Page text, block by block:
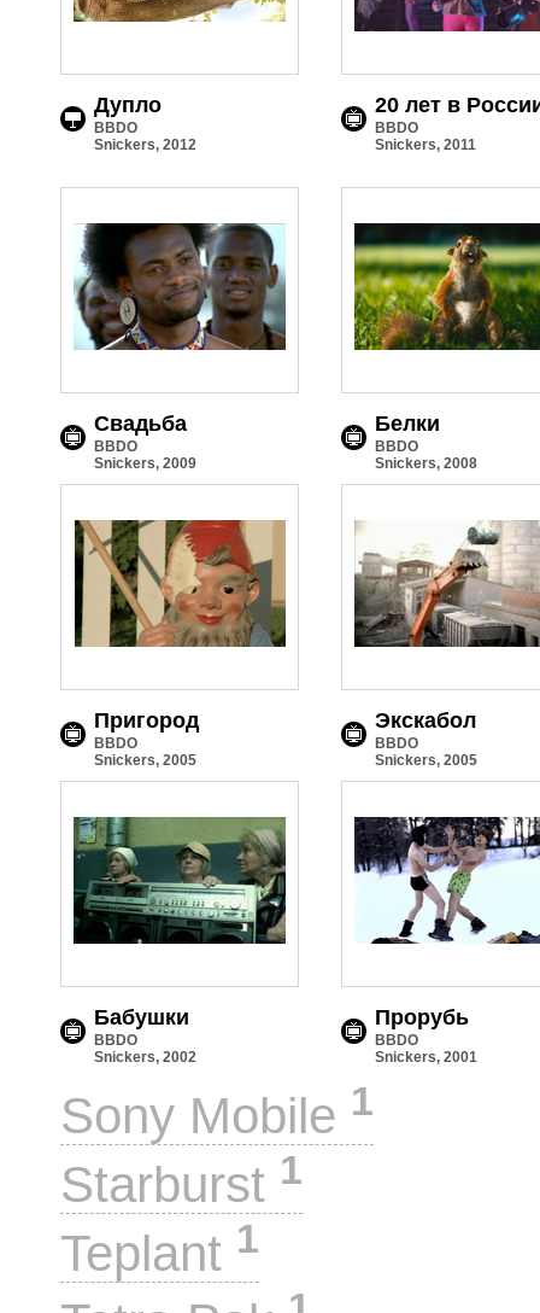
Дупло
BBDO
Snickers, 2012
20 лет в
BBDO
Snickers, 2011
Свадьба
BBDO
Snickers, 2009
Белки
BBDO
Snickers, 2008
Пригород
BBDO
Snickers, 2005
Экскабол
BBDO
Snickers, 2005
Бабушки
BBDO
Snickers, 2002
Прорубь
BBDO
Snickers, 2001
Sony Mobile 1
Starburst 1
Teplant 1